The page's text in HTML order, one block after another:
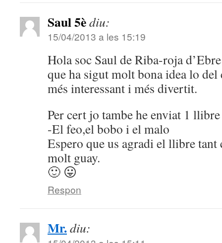
Saul 5èdiu:
15/04/2013 a les 15:19
Hola soc Saul de Riba-roja
que ha sigut molt bona idea lo del
més interessant i més divertit.
Per cert jo tambe he enviat 1 llibre
-El feo,el bobo i el malo
Espero que us agradi el llibre tant
molt guay.
🙂 😛
Respon
Mr.diu: